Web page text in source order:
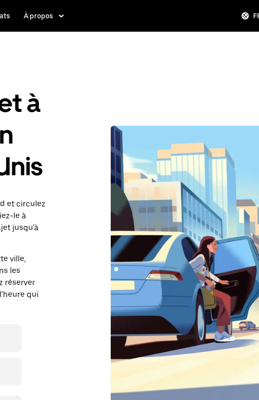
À propos
à
et circulez
le à
jusqu'à
ville,
les
réserver
qui